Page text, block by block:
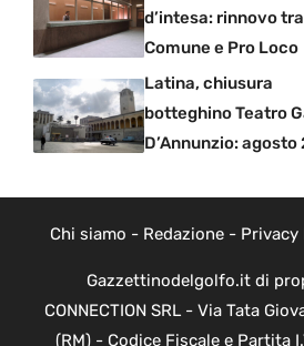
d’intesa: rinnovo tra
Comune e Pro Loco
Latina, chiusura
botteghino Teatro
D’Annunzio: agosto
Chi siamo - Redazione- Privacy
Gazzettinodelgolfo.it di
CONNECTION SRL - Via Tata
(RM) - Codice Fiscale e Partita